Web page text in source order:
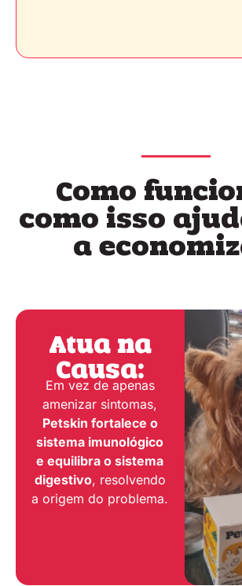
Como
como isso
a
Atua na
Causa:
Em vez de apenas
amenizar sintomas,
Petskin fortalece o
sistema imunológico
e equilibra o sistema
digestivo, resolvendo
a origem do problema.